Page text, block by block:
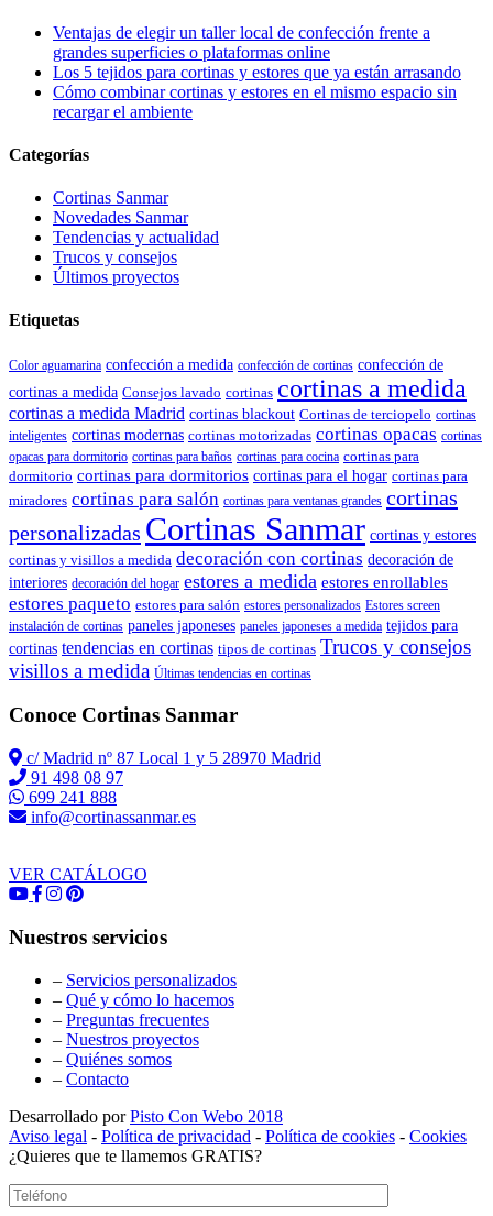
Ventajas de elegir un taller local de confección frente a
grandes superficies o plataformas online
Los 5 tejidos para cortinas y estores que ya están arrasando
Cómo combinar cortinas y estores en el mismo espacio sin
recargar el ambiente
Categorías
Cortinas Sanmar
Novedades Sanmar
Tendencias y actualidad
Trucos y consejos
Últimos proyectos
Etiquetas
Color aguamarina confección a medida confección de cortinas confección de
cortinas a medida Consejos lavado cortinas cortinas a medida
cortinas a medida Madrid cortinas blackout Cortinas de terciopelo cortinas
inteligentes cortinas modernas cortinas motorizadas cortinas opacas cortinas
opacas para dormitorio cortinas para baños cortinas para cocina cortinas para
dormitorio cortinas para dormitorios cortinas para el hogar cortinas para
miradores cortinas para salón cortinas para ventanas grandes cortinas
personalizadas Cortinas Sanmar cortinas y estores
cortinas y visillos a medida decoración con cortinas decoración de
interiores decoración del hogar estores a medida estores enrollables
estores paqueto estores para salón estores personalizados Estores screen
instalación de cortinas paneles japoneses paneles japoneses a medida tejidos para
cortinas tendencias en cortinas tipos de cortinas Trucos y consejos
visillos a medida Últimas tendencias en cortinas
Conoce Cortinas Sanmar
c/ Madrid nº 87 Local 1 y 5 28970 Madrid
91 498 08 97
699 241 888
info@cortinassanmar.es
VER CATÁLOGO
Nuestros servicios
– Servicios personalizados
– Qué y cómo lo hacemos
– Preguntas frecuentes
– Nuestros proyectos
– Quiénes somos
– Contacto
Desarrollado porPisto Con Webo 2018
Aviso legal - Política de privacidad - Política de cookies - Cookies
¿Quieres que te llamemos GRATIS?